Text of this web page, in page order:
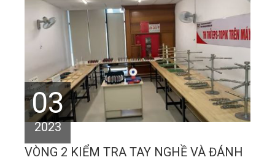
03
2023
VÒNG 2 KIỂM TRA TAY NGHỀ VÀ ĐÁNH